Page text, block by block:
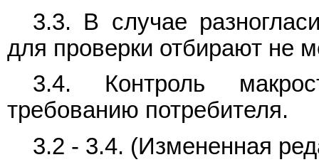
3.3. В случае
для проверки отбирают не
3.4. Контроль
требованию потребителя.
3.2 - 3.4. (Измененная